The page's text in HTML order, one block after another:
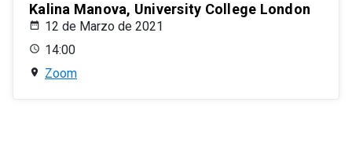
Kalina Manova, University College London
12 de Marzo de 2021
14:00
Zoom